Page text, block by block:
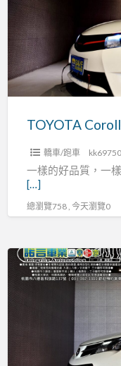
典
版
Safety+
(11
代)
2016
轎車/跑車
一樣的好品質，一
[…]
總瀏覽758 , 今天瀏覽0
Toyota
RAV4
2013